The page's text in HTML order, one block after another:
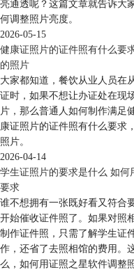
亮通透呢？这篇文章就告诉大
何调整照片亮度。
2026-05-15
健康证照片的证件照有什么要
的照片
大家都知道，餐饮从业人员在
证时，如果不想让办证处在现
片，那么普通人如何制作满足
康证照片的证件照有什么要求
照片。
2026-04-14
学生证照片的要求是什么 如
要求
谁不想拥有一张既好看又符合
开始催收证件照了。如果对照
制作证件照，只需了解学生证
作，还省了去照相馆的费用。
么，如何用证照之星软件调整